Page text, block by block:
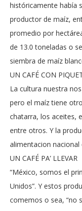
históricamente había
productor de maíz,
promedio por
de 13.0 toneladas o
siembra de maíz
UN CAFÉ CON
La cultura nuestra
pero el maíz tiene
chatarra, los aceites,
entre otros. Y la
alimentacion
UN CAFÉ PA’ LLEVAR
“México, somos el
Unidos”. Y estos
comemos o sea, “no